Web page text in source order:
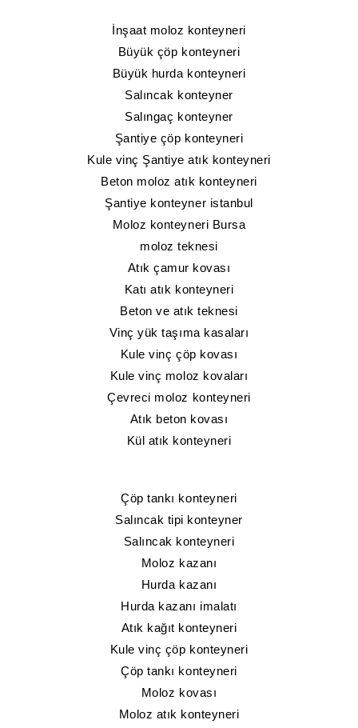
İnşaat moloz konteyneri
Büyük çöp konteyneri
Büyük hurda konteyneri
Salıncak konteyner
Salıngaç konteyner
Şantiye çöp konteyneri
Kule vinç Şantiye atık konteyneri
Beton moloz atık konteyneri
Şantiye konteyner istanbul
Moloz konteyneri Bursa
moloz teknesi
Atık çamur kovası
Katı atık konteyneri
Beton ve atık teknesi
Vinç yük taşıma kasaları
Kule vinç çöp kovası
Kule vinç moloz kovaları
Çevreci moloz konteyneri
Atık beton kovası
Kül atık konteyneri
Çöp tankı konteyneri
Salıncak tipi konteyner
Salıncak konteyneri
Moloz kazanı
Hurda kazanı
Hurda kazanı imalatı
Atık kağıt konteyneri
Kule vinç çöp konteyneri
Çöp tankı konteyneri
Moloz kovası
Moloz atık konteyneri